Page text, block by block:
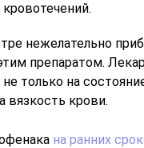
нежелательно
препаратом.
только на
вязкость крови.
на ранних